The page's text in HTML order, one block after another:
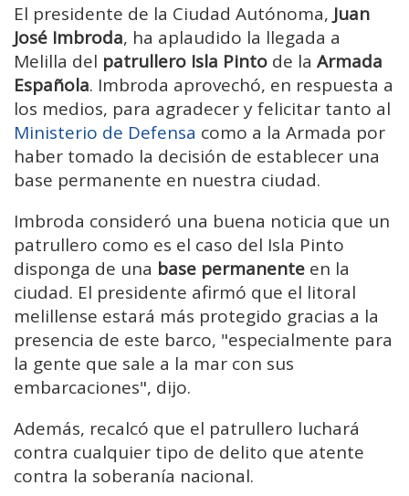
El presidente de la Ciudad Autónoma, Juan
José Imbroda, ha aplaudido la llegada a
Melilla del patrullero Isla Pinto de la Armada
Española. Imbroda aprovechó, en respuesta a
los medios, para agradecer y felicitar tanto al
Ministerio de Defensa como a la Armada por
haber tomado la decisión de establecer una
base permanente en nuestra ciudad.
Imbroda consideró una buena noticia que un
patrullero como es el caso del Isla Pinto
disponga de una base permanente en la
ciudad. El presidente afirmó que el litoral
melillense estará más protegido gracias a la
presencia de este barco, "especialmente para
la gente que sale a la mar con sus
embarcaciones", dijo.
Además, recalcó que el patrullero luchará
contra cualquier tipo de delito que atente
contra la soberanía nacional.